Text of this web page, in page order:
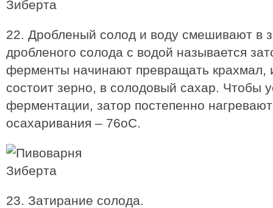
22. Дробленый солод и воду смешивают в
дробленого солода с водой называется
ферменты начинают превращать крахмал,
состоит зерно, в солодовый сахар. Чтобы
ферментации, затор постепенно
осахаривания – 76oC.
23. Затирание солода.